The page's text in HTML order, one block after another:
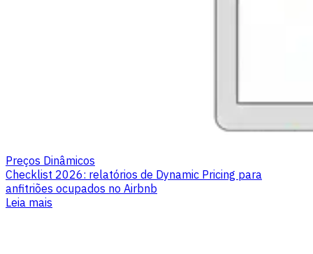
Preços Dinâmicos
Checklist 2026: relatórios de Dynamic Pricing para
anfitriões ocupados no Airbnb
Leia mais